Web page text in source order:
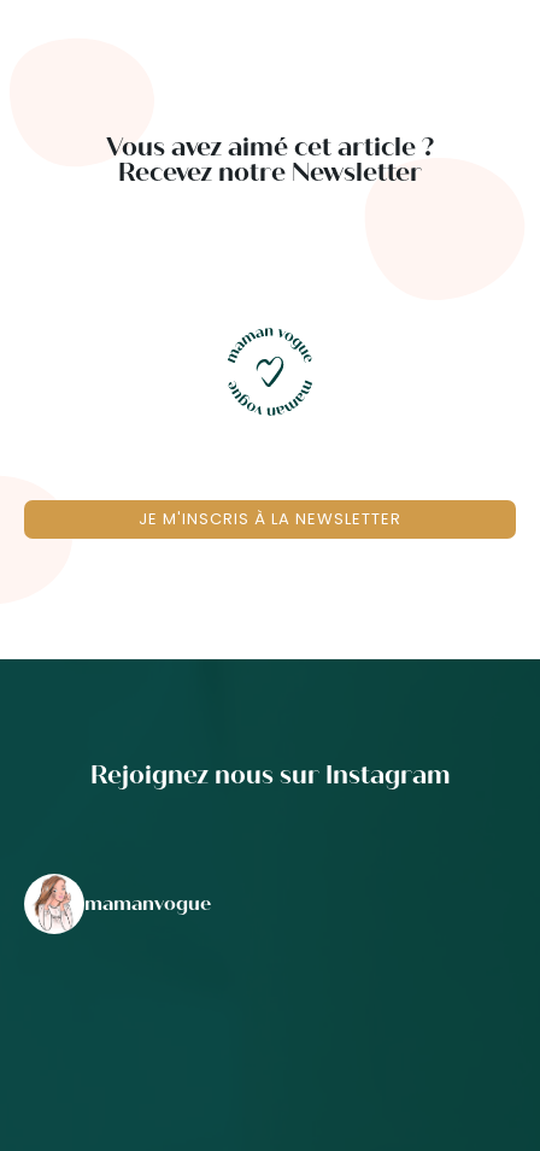
Vous avez aimé cet article ?
Recevez notre Newsletter
JE M'INSCRIS À LA NEWSLETTER
Rejoignez nous sur Instagram
mamanvogue